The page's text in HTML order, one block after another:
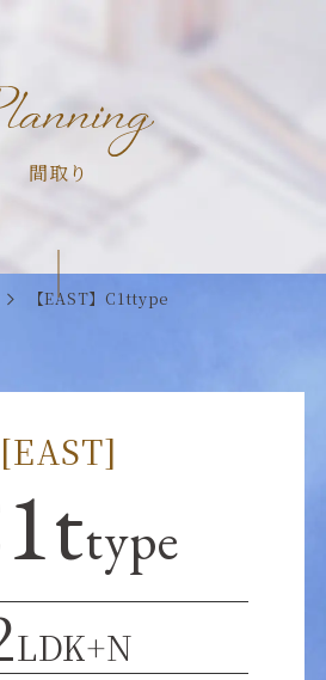
間取り
【EAST】C1ttype
[EAST]
type
LDK+N